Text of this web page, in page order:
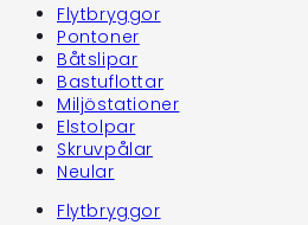
Flytbryggor
Pontoner
Båtslipar
Bastuflottar
Miljöstationer
Elstolpar
Skruvpålar
Neular
Flytbryggor